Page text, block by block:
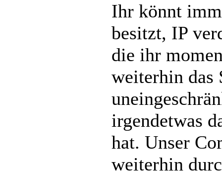
Ihr könnt
besitzt, IP
die ihr
weiterhin das
irgendetwas
hat. Unser
weiterhin